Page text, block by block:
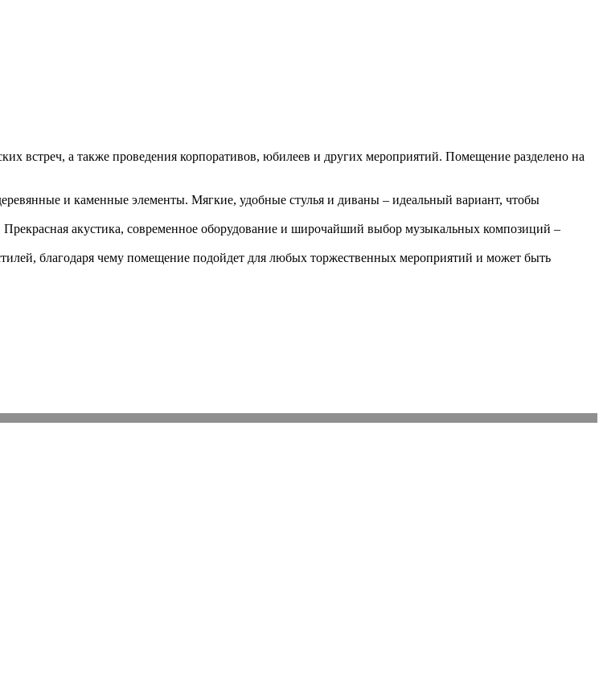
встреч, а также проведения корпоративов, юбилеев и других мероприятий. Помещение разделено на
и каменные элементы. Мягкие, удобные стулья и диваны – идеальный вариант, чтобы
акустика, современное оборудование и широчайший выбор музыкальных композиций –
благодаря чему помещение подойдет для любых торжественных мероприятий и может быть